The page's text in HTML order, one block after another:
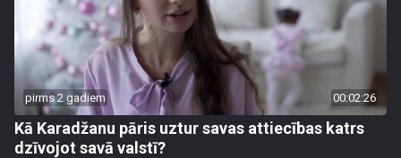
pirms 2 gadiem 00:02:26
Kā Karadžanu pāris uztur savas attiecības katrs
dzīvojot savā valstī?